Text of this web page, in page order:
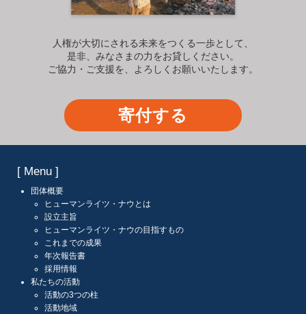
人権が大切にされる未来をつくる一歩として、
是非、みなさまの力をお貸しください。
ご協力・ご支援を、よろしくお願いいたします。
寄付する
[ Menu ]
団体概要
ヒューマンライツ・ナウとは
設立主旨
ヒューマンライツ・ナウの目指すもの
これまでの成果
年次報告書
採用情報
私たちの活動
活動の3つの柱
活動地域